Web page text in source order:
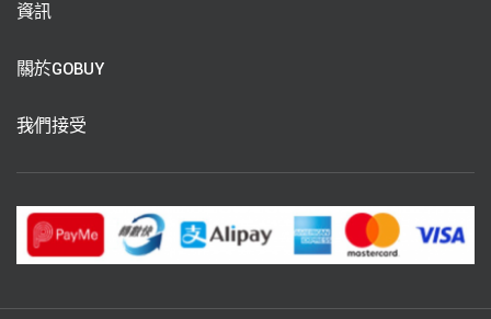
資訊
關於GOBUY
我們接受